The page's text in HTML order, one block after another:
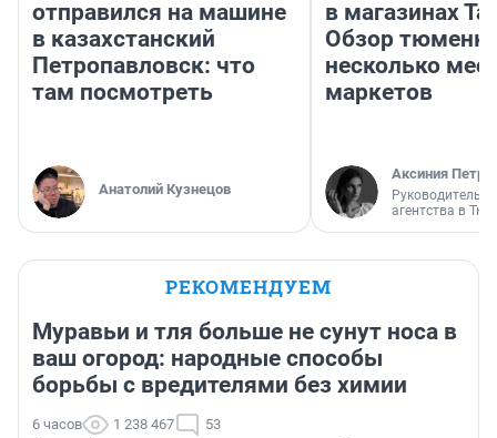
отправился на машине
в казахстанский
Петропавловск: что
там посмотреть
Анатолий Кузнецов
в магазинах
Обзор
несколько
маркетов
Аксиния
Руководитель
агентства в
РЕКОМЕНДУЕМ
Муравьи и тля больше не сунут носа в
ваш огород: народные способы
борьбы с вредителями без химии
6 часов 1 238 467 53